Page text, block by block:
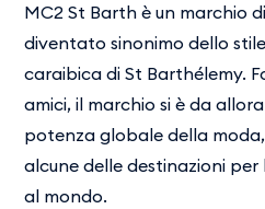
MC2 St Barth è un marchio
diventato sinonimo dello
caraibica di St Barthélemy.
amici, il marchio si è da
potenza globale della
alcune delle destinazioni per
al mondo.